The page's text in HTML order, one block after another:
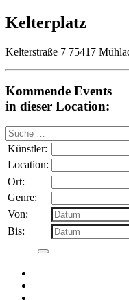
Kelterplatz
Kelterstraße 7 75417
Kommende Events
in dieser Location:
Suche
nach:
Künstler:
Location:
Ort:
Genre:
Von:
Bis: